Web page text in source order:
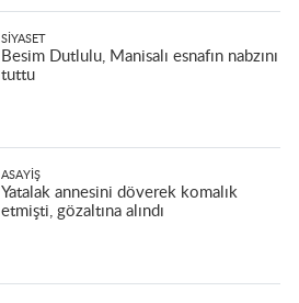
SIYASET
Besim Dutlulu, Manisalı esnafın nabzını
tuttu
ASAYIŞ
Yatalak annesini döverek komalık
etmişti, gözaltına alındı